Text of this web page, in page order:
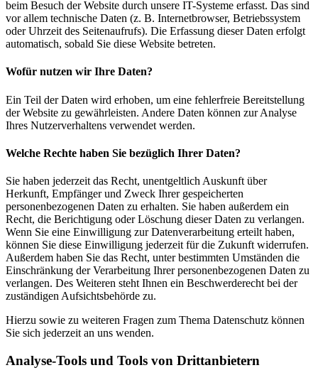
beim Besuch der Website durch unsere IT-Systeme erfasst. Das sind
vor allem technische Daten (z. B. Internetbrowser, Betriebssystem
oder Uhrzeit des Seitenaufrufs). Die Erfassung dieser Daten erfolgt
automatisch, sobald Sie diese Website betreten.
Wofür nutzen wir Ihre Daten?
Ein Teil der Daten wird erhoben, um eine fehlerfreie Bereitstellung
der Website zu gewährleisten. Andere Daten können zur Analyse
Ihres Nutzerverhaltens verwendet werden.
Welche Rechte haben Sie bezüglich Ihrer Daten?
Sie haben jederzeit das Recht, unentgeltlich Auskunft über
Herkunft, Empfänger und Zweck Ihrer gespeicherten
personenbezogenen Daten zu erhalten. Sie haben außerdem ein
Recht, die Berichtigung oder Löschung dieser Daten zu verlangen.
Wenn Sie eine Einwilligung zur Datenverarbeitung erteilt haben,
können Sie diese Einwilligung jederzeit für die Zukunft widerrufen.
Außerdem haben Sie das Recht, unter bestimmten Umständen die
Einschränkung der Verarbeitung Ihrer personenbezogenen Daten zu
verlangen. Des Weiteren steht Ihnen ein Beschwerderecht bei der
zuständigen Aufsichtsbehörde zu.
Hierzu sowie zu weiteren Fragen zum Thema Datenschutz können
Sie sich jederzeit an uns wenden.
Analyse-Tools und Tools von Dritt­anbietern